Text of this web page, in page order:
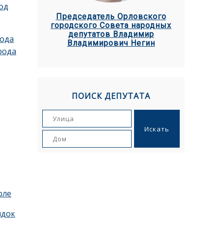
Председатель Орловского
городского Совета народных
депутатов Владимир
Владимирович Негин
ПОИСК ДЕПУТАТА